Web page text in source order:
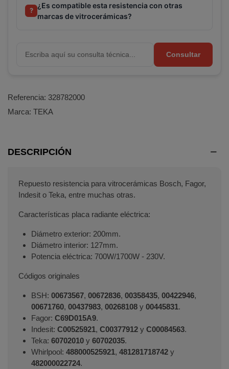
?
¿Es compatible esta resistencia con otras
marcas de vitrocerámicas?
Consultar
Referencia: 328782000
Marca: TEKA
DESCRIPCIÓN
Repuesto resistencia para vitrocerámicas Bosch, Fagor,
Indesit o Teka, entre muchas otras.
Características placa radiante eléctrica:
Diámetro exterior: 200mm.
Diámetro interior: 127mm.
Potencia eléctrica: 700W/1700W - 230V.
Códigos originales
BSH: 00673567, 00672836, 00358435, 00422946,
00671760, 00437983, 00268108 y 00445831.
Fagor: C69D015A9.
Indesit: C00525921, C00377912 y C00084563.
Teka: 60702010 y 60702035.
Whirlpool: 488000525921, 481281718742 y
482000022724.